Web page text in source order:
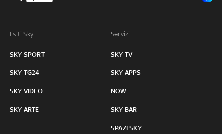
I siti Sky:
SKY SPORT
SKY TG24
SKY VIDEO
SKY ARTE
Servizi:
SKY TV
SKY APPS
NOW
SKY BAR
SPAZI SKY